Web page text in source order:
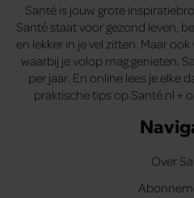
Santé is jouw grote
Santé staat voor gezond leven,
en lekker in je vel zitten. Maar
waarbij je volop mag genieten.
per jaar. En online lees je elke
praktische tips op Santé.nl +
Over